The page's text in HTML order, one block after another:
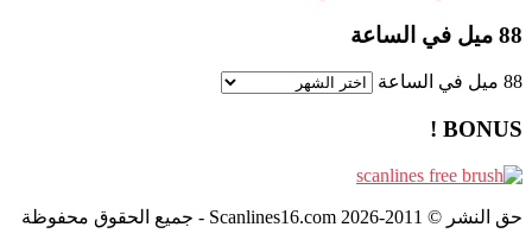
88 ميل في الساعة
88 ميل في الساعة
BONUS !
حق النشر © 2011-2026 Scanlines16.com - جميع الحقوق محفوظة